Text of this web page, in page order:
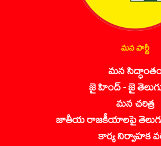
మన పార్టీ
మన
జై హింద్ - జై
మన చరిత్ర
జాతీయ రాజకీయాలపై
కార్య నిర్వాహక